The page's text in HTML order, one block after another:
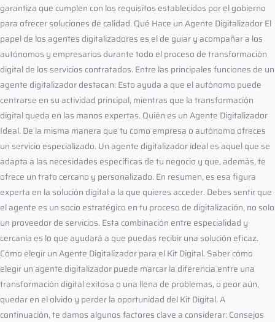
garantiza que cumplen con los requisitos establecidos por el gobierno
para ofrecer soluciones de calidad. Qué Hace un Agente Digitalizador El
papel de los agentes digitalizadores es el de guiar y acompañar a los
autónomos y empresarios durante todo el proceso de transformación
digital de los servicios contratados. Entre las principales funciones de un
agente digitalizador destacan: Esto ayuda a que el autónomo puede
centrarse en su actividad principal, mientras que la transformación
digital queda en las manos expertas. Quién es un Agente Digitalizador
Ideal. De la misma manera que tu como empresa o autónomo ofreces
un servicio especializado. Un agente digitalizador ideal es aquel que se
adapta a las necesidades específicas de tu negocio y que, además, te
ofrece un trato cercano y personalizado. En resumen, es esa figura
experta en la solución digital a la que quieres acceder. Debes sentir que
el agente es un socio estratégico en tu proceso de digitalización, no solo
un proveedor de servicios. Esta combinación entre especialidad y
cercanía es lo que ayudará a que puedas recibir una solución eficaz.
Cómo elegir un Agente Digitalizador para el Kit Digital. Saber cómo
elegir un agente digitalizador puede marcar la diferencia entre una
transformación digital exitosa o una llena de problemas, o peor aún,
quedar en el olvido y perder la oportunidad del Kit Digital. A
continuación, te damos algunos factores clave a considerar: Consejos